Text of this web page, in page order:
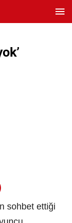
sohbet ettiği